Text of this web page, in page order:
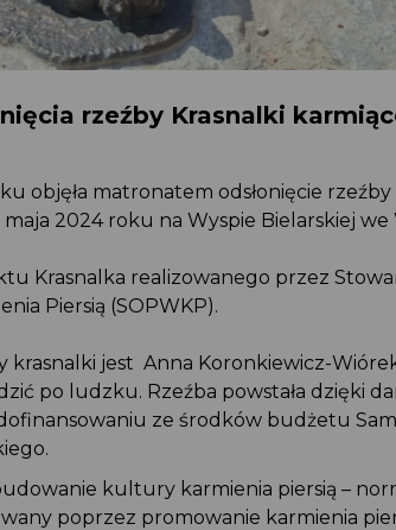
rzeźby Krasnalki
objęła matronatem odsłonięcie rzeźby
maja 2024 roku na Wyspie Bielarskiej we
Krasnalka realizowanego przez
Piersią (SOPWKP).
krasnalki jest Anna Koronkiewicz-
po ludzku. Rzeźba powstała dzięki
dofinansowaniuze środków budżetu
kultury karmienia piersią –
poprzez promowanie karmienia